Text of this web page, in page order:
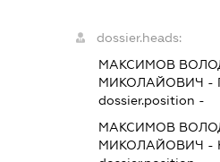
dossier.heads:
МАКСИМОВ
МИКОЛАЙОВИЧ -
dossier.position -
МАКСИМОВ
МИКОЛАЙОВИЧ -